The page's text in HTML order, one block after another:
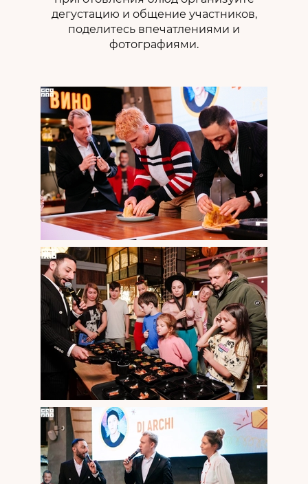
дегустацию и общение участников,
поделитесь впечатлениями и
фотографиями.